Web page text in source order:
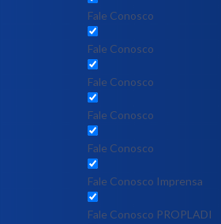
Fale Conosco
Fale Conosco
Fale Conosco
Fale Conosco
Fale Conosco
Fale Conosco Imprensa
Fale Conosco PROPLADI